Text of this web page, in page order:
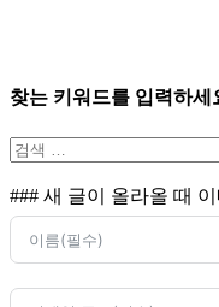
찾는 키워드를 입력하
검
### 새 글이 올라올 때